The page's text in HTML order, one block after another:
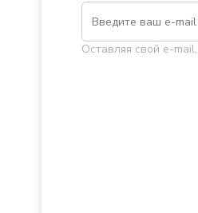
Оставляя свой e-